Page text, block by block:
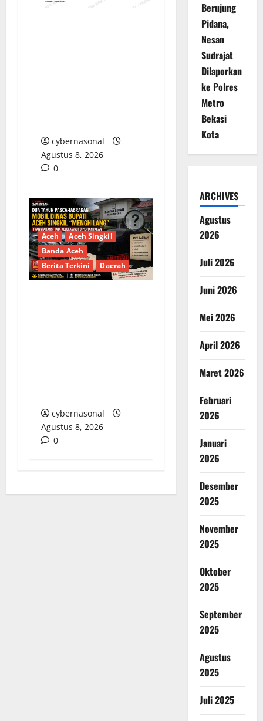
cybernasonal
Agustus 8, 2026
0
Aceh
Aceh Singkil
Banda Aceh
Berita Terkini
Daerah
cybernasonal
Agustus 8, 2026
0
Berujung
Pidana,
Nesan
Sudrajat
Dilaporkan
ke Polres
Metro
Bekasi
Kota
ARCHIVES
Agustus
2026
Juli 2026
Juni 2026
Mei 2026
April 2026
Maret 2026
Februari
2026
Januari
2026
Desember
2025
November
2025
Oktober
2025
September
2025
Agustus
2025
Juli 2025